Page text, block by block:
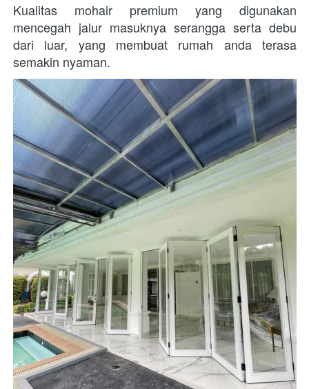
Kualitas mohair premium yang digunakan
mencegah jalur masuknya serangga serta debu
dari luar, yang membuat rumah anda terasa
semakin nyaman.